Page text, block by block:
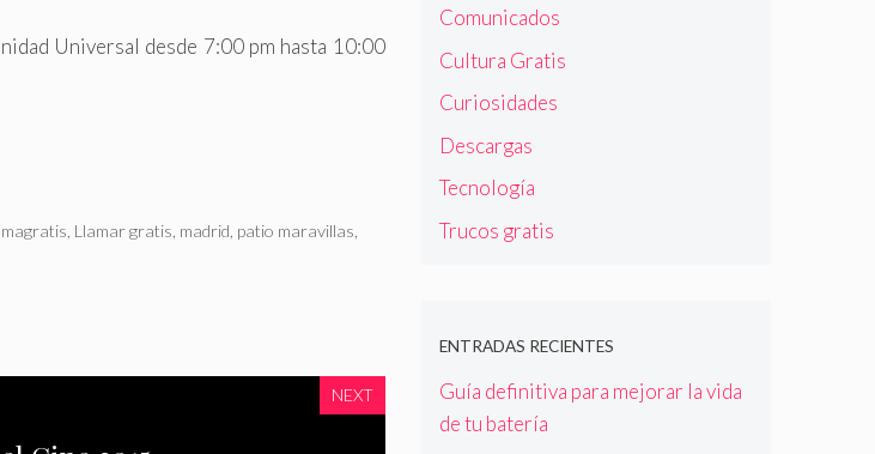
Universal desde 7:00 pm hasta 10:00
Llamar gratis madrid patio maravillas
NEXT
Comunicados
Cultura Gratis
Curiosidades
Descargas
Tecnología
Trucos gratis
ENTRADAS RECIENTES
Guía definitiva para mejorar la vida
de tu batería